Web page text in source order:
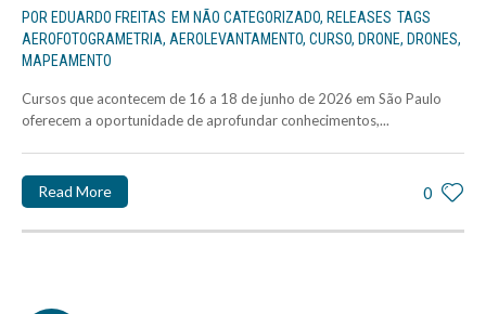
POR EDUARDO FREITAS EM NÃO CATEGORIZADO, RELEASES TAGS
AEROFOTOGRAMETRIA, AEROLEVANTAMENTO, CURSO, DRONE, DRONES,
MAPEAMENTO
Cursos que acontecem de 16 a 18 de junho de 2026 em São Paulo
oferecem a oportunidade de aprofundar conhecimentos,...
0
Read More